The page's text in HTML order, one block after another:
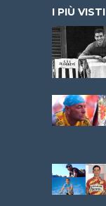
I PIÙ VISTI